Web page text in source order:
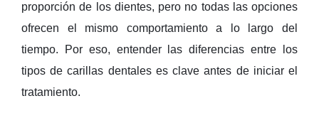
proporción de los dientes, pero no todas las opciones
ofrecen el mismo comportamiento a lo largo del
tiempo. Por eso, entender las diferencias entre los
tipos de carillas dentales es clave antes de iniciar el
tratamiento.